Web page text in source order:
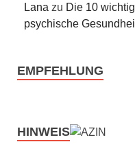
Lana zu Die 10
psychische
EMPFEHLUNG
HINWEIS